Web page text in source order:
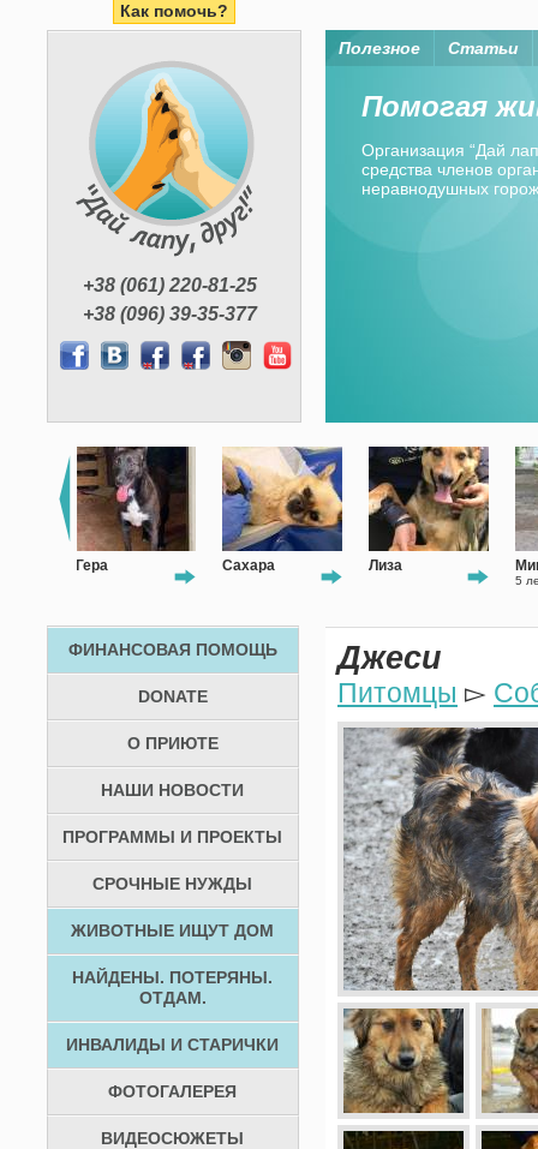
Как помочь?
+38 (061) 220-81-25
+38 (096) 39-35-377
Полезное Статьи
Помогая
Организация “Дай
средства членов
неравнодушных
Сахара Лиза Мишка
ФИНАНСОВАЯ ПОМОЩЬ
DONATE
О ПРИЮТЕ
НАШИ НОВОСТИ
ПРОГРАММЫ И ПРОЕКТЫ
СРОЧНЫЕ НУЖДЫ
ЖИВОТНЫЕ ИЩУТ ДОМ
НАЙДЕНЫ. ПОТЕРЯНЫ.
ОТДАМ.
ИНВАЛИДЫ И СТАРИЧКИ
ФОТОГАЛЕРЕЯ
ВИДЕОСЮЖЕТЫ
Джеси
Питомцы ▻